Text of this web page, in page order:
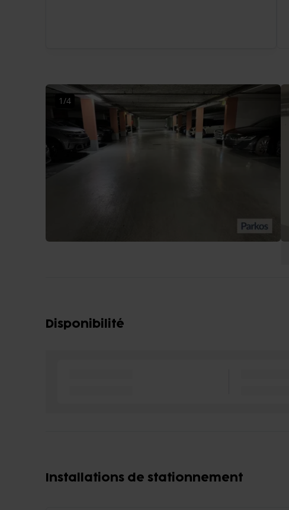
1/4
Disponibilité
Installations de stationnement